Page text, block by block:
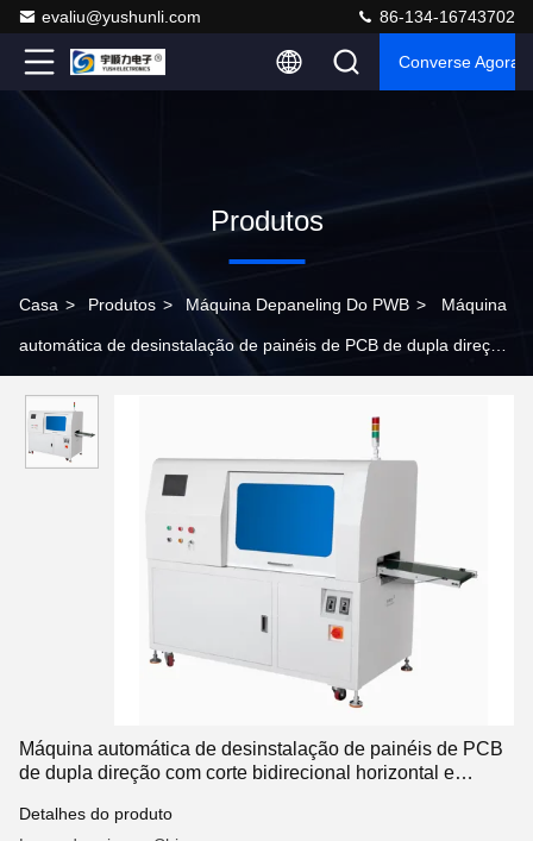
evaliu@yushunli.com 86-134-16743702
Converse Agora
Produtos
Casa > Produtos > Máquina Depaneling Do PWB > Máquina
automática de desinstalação de painéis de PCB de dupla direção
alta velocidade
Máquina automática de desinstalação de painéis de PCB
de dupla direção com corte bidirecional horizontal e
Detalhes do produto